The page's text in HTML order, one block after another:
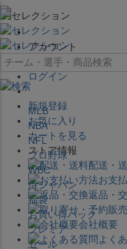
×
アカウント
ログイン
新規登録
お気に入り
カートを見る
ストア情報
配送・
お支
返品・
会社概要
よく
MLB
NBA
NFL
プロ野球
WBC
侍ジャパン
福袋
お買い得パック
プレミア
セール